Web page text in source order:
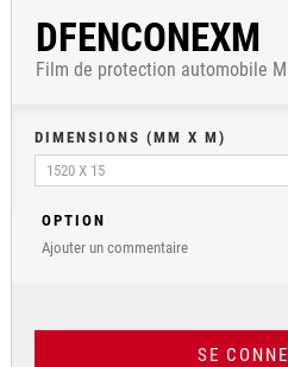
DFENCONEXM
Film de protection automobile
DIMENSIONS (MM X M)
OPTION
Ajouter un commentaire
SE